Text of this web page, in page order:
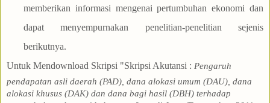
memberikan informasi mengenai pertumbuhan ekonomi dan
dapat menyempurnakan penelitian-penelitian sejenis
berikutnya.
Untuk Mendownload Skripsi "Skripsi Akutansi : Pengaruh
pendapatan asli daerah (PAD), dana alokasi umum (DAU), dana
alokasi khusus (DAK) dan dana bagi hasil (DBH) terhadap